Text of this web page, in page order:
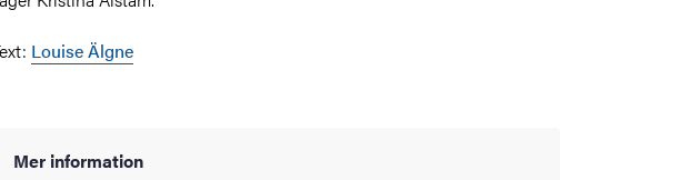
Louise Älgne
Mer information